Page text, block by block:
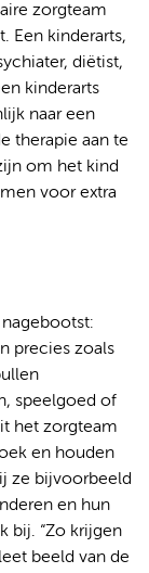
zorgteam
Een kinderarts,
diëtist,
kinderarts
naar een
therapie aan te
om het kind
voor extra
precies zoals
speelgoed of
het zorgteam
en houden
ze bijvoorbeeld
en hun
bij. “Zo krijgen
beeld van de